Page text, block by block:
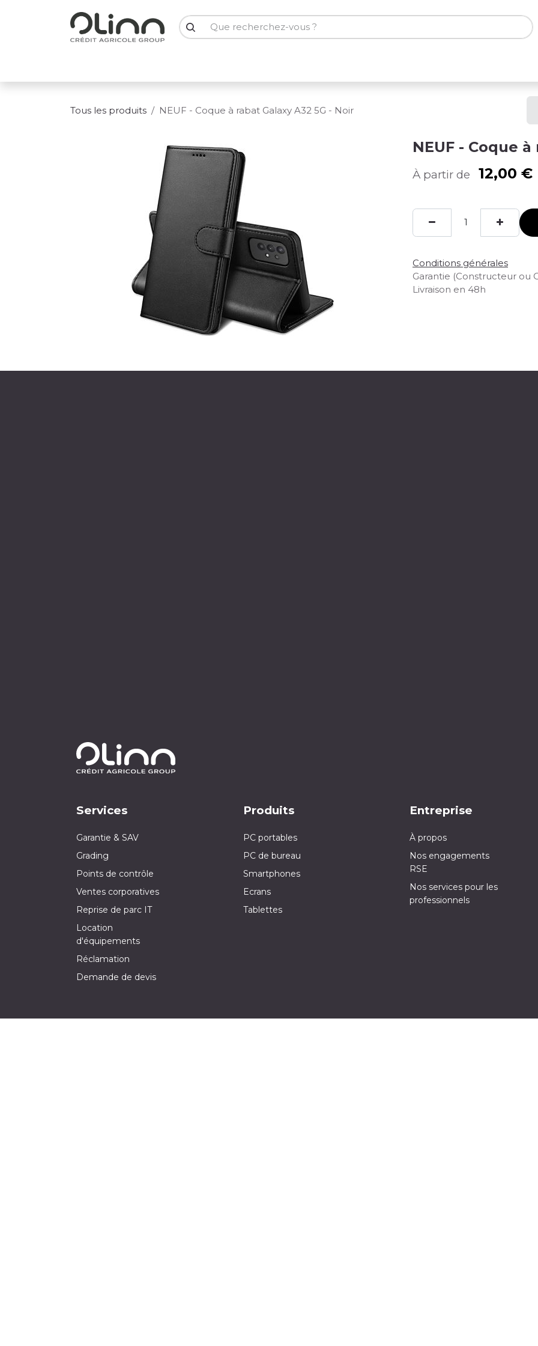
Tous les produits NEUF - Coque à rabat Galaxy A32 5G - Noir
NEUF - Coque
À partir de 12,00 €
Conditions générales
Garantie (Constructeur ou
Livraison en 48h
Services
Garantie & SAV
Grading
Points de contrôle
Ventes corporatives
Reprise de parc IT
Location
d'équipements
Réclamation
Demande de devis
Entreprise
À propos
Nos engagements
RSE
Nos services pour les
professionnels
Produits
PC portables
PC de bureau
Smartphones
Ecrans
Tablettes